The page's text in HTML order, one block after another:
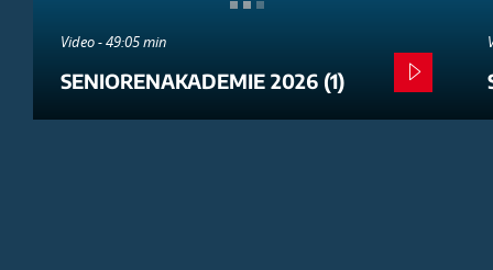
Video - 49:05 min
SENIORENAKADEMIE 2026 (1)